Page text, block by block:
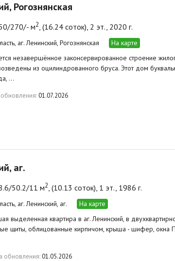
Рогознянская
270/- м2, (16.24 соток), 2 эт., 2020 г.
аг. Ленинский, Рогознянская
На карте
незавершённое законсервированное строение
из оцилиндрованного бруса. Этот дом
…
01.07.2026
аг.
50.2/11 м2, (10.13 соток), 1 эт., 1986 г.
аг. Ленинский, аг.
На карте
выделенная квартира в аг. Ленинский, в
щиты, облицованные кирпичом, крыша - шифер, окна
обновления:01.05.2026